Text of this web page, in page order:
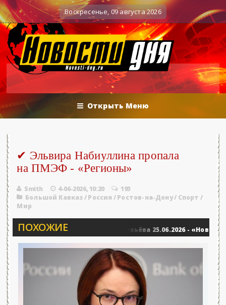
баталии политологов у Соловьёва 25.06.2026 - «Новости»...
Воскресенье, 09 августа 2026
Открыть Меню
✔ Эльвира Набиуллина пропала
на ПМЭФ - «Регионы»
Smith 4-06-2026, 10:20
193
Большой Кавказ /Россия /Ростов-на-Дону/ Спорт /
Мир
ПОХОЖИЕ
баталии политологов у Соловьёва 25.06.2026 - «Новости»...